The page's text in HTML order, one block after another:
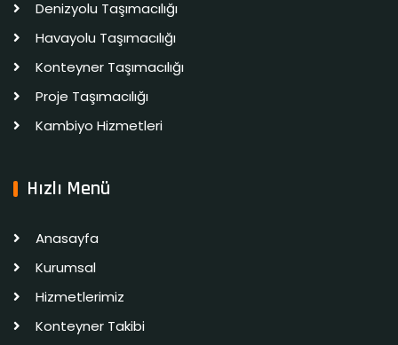
Denizyolu Taşımacılığı
Havayolu Taşımacılığı
Konteyner Taşımacılığı
Proje Taşımacılığı
Kambiyo Hizmetleri
Hızlı Menü
Anasayfa
Kurumsal
Hizmetlerimiz
Konteyner Takibi